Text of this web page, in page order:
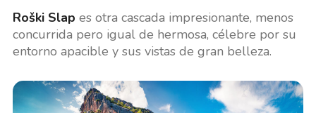
Roški Slap es otra cascada impresionante, menos
concurrida pero igual de hermosa, célebre por su
entorno apacible y sus vistas de gran belleza.